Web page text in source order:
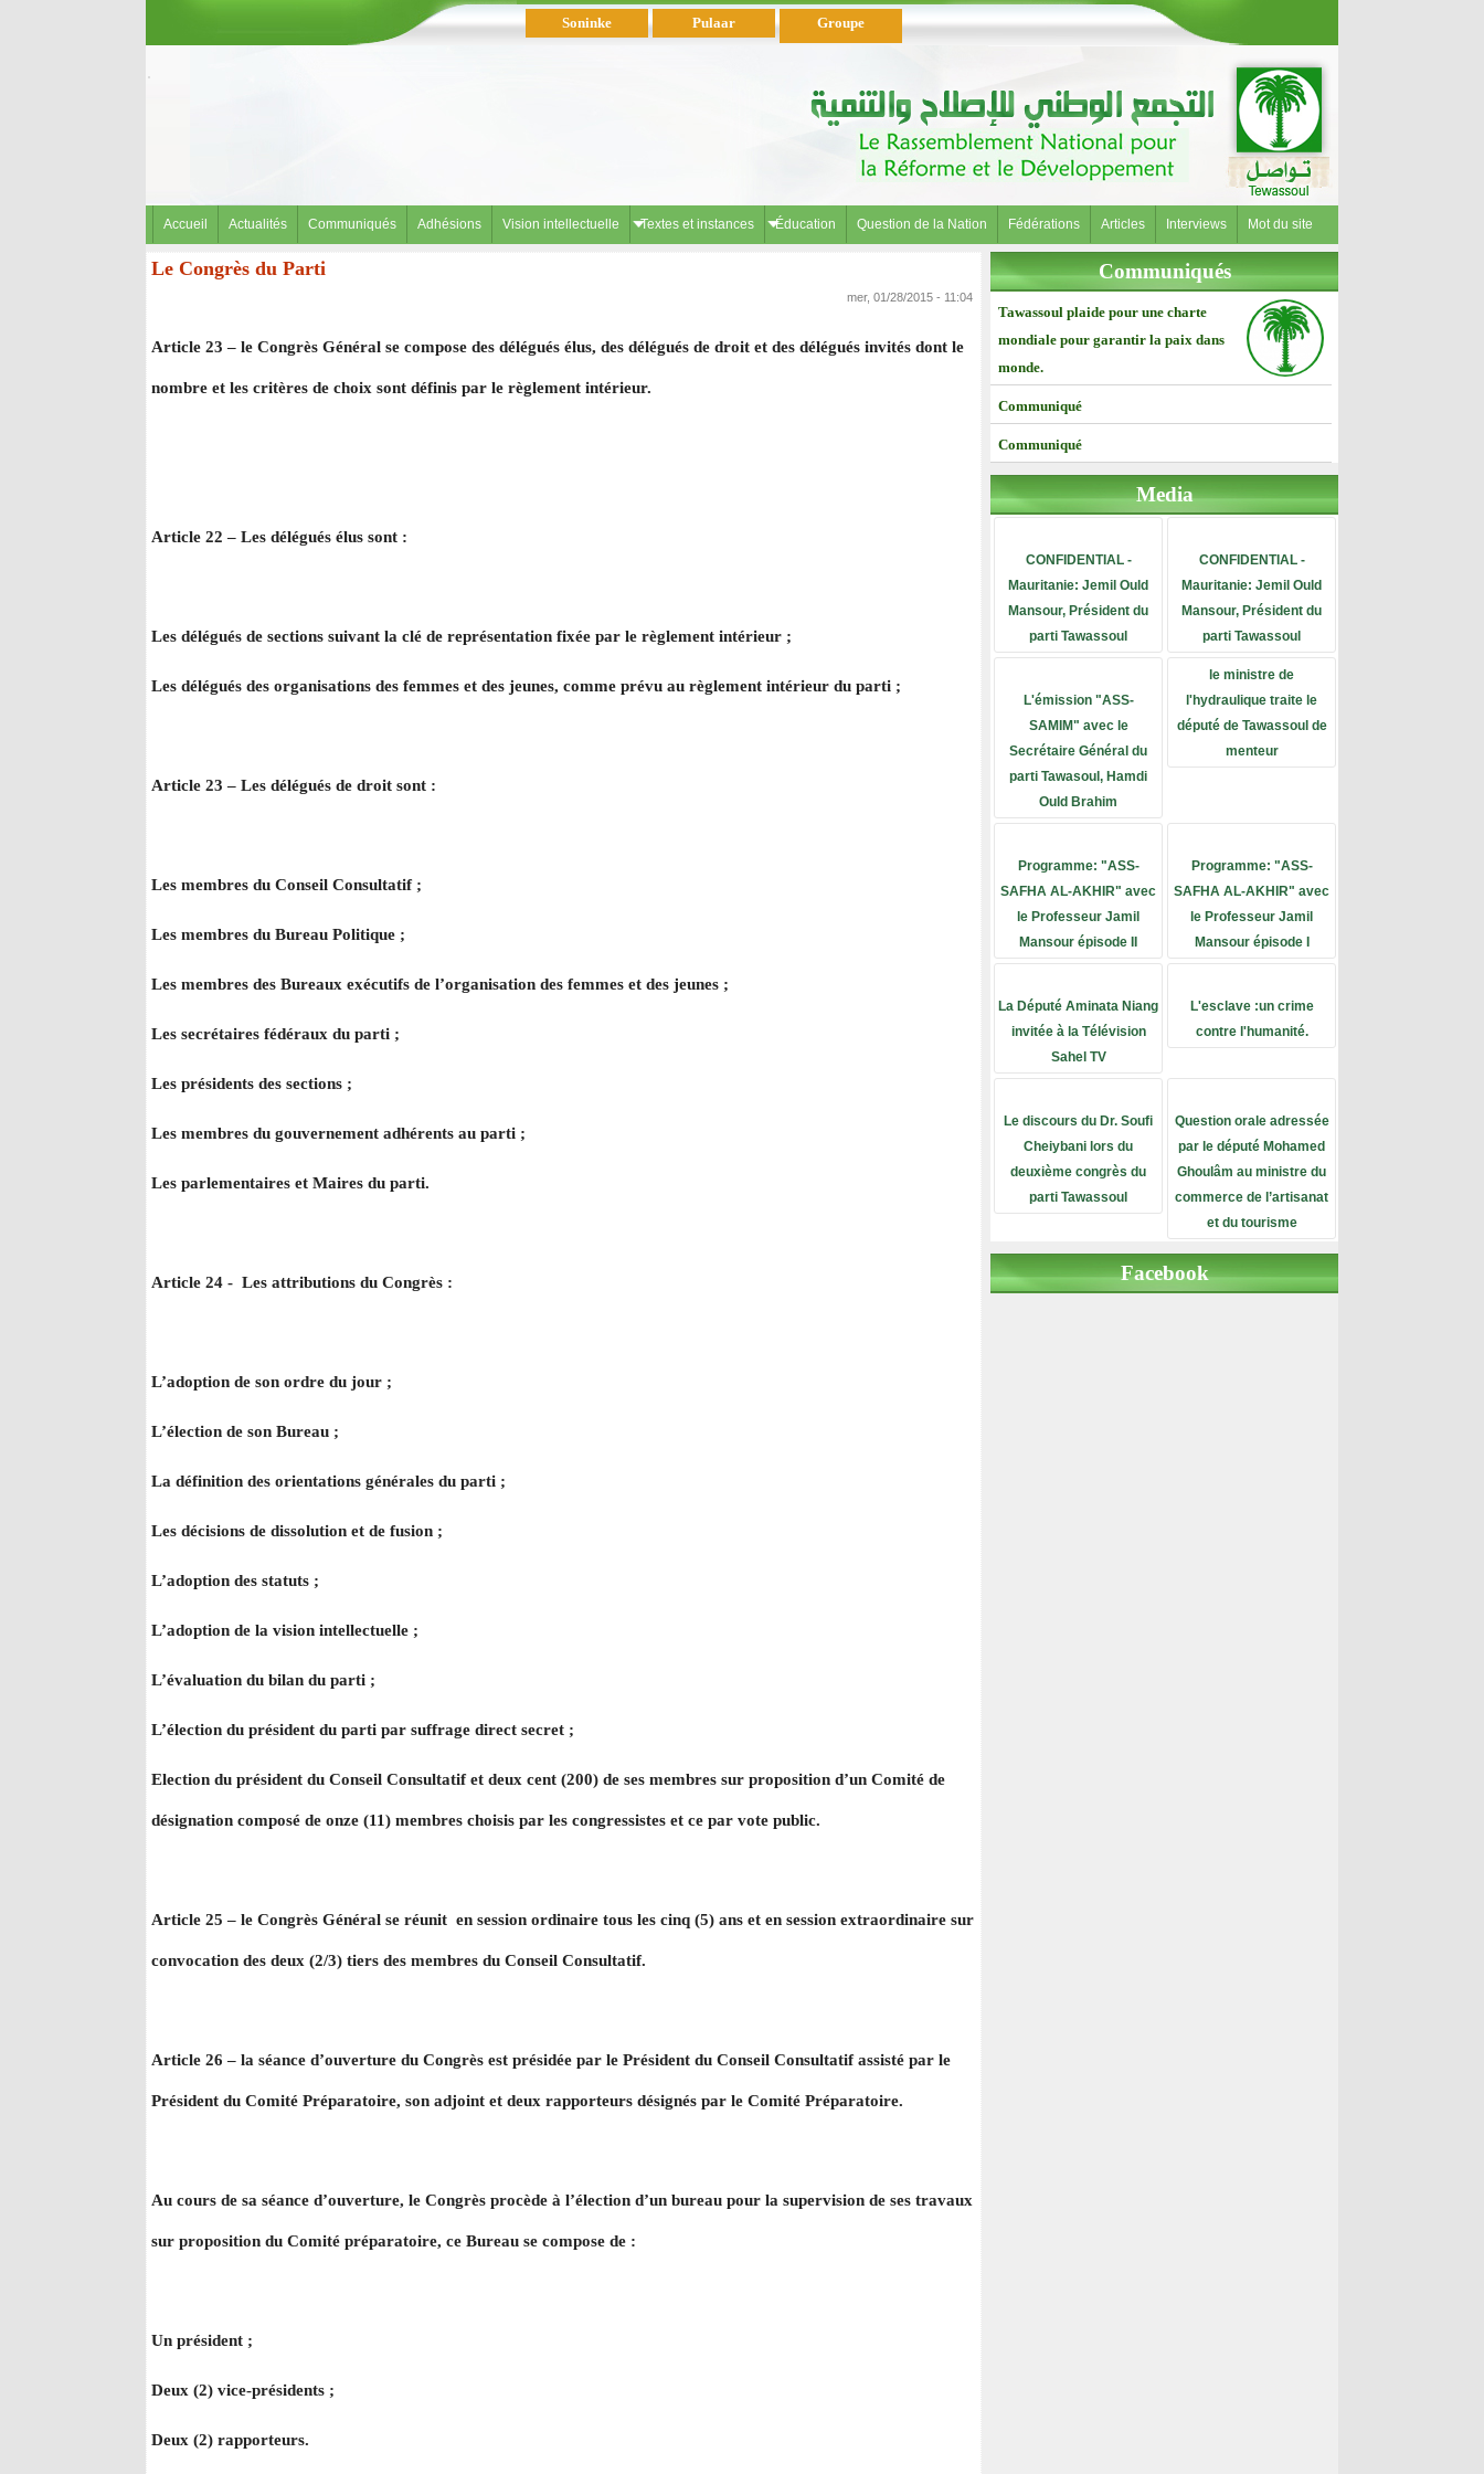
Groupe
Pulaar
Soninke
Accueil Actualités Communiqués Adhésions Vision intellectuelle Textes et instances Éducation Question de la Nation Fédérations Articles Interviews Mot du site
Le Congrès du Parti
mer, 01/28/2015 - 11:04
Article 23 – le Congrès Général se compose des délégués élus, des délégués de droit et des délégués invités dont le
nombre et les critères de choix sont définis par le règlement intérieur.
Article 22 – Les délégués élus sont :
Les délégués de sections suivant la clé de représentation fixée par le règlement intérieur ;
Les délégués des organisations des femmes et des jeunes, comme prévu au règlement intérieur du parti ;
Article 23 – Les délégués de droit sont :
Les membres du Conseil Consultatif ;
Les membres du Bureau Politique ;
Les membres des Bureaux exécutifs de l’organisation des femmes et des jeunes ;
Les secrétaires fédéraux du parti ;
Les présidents des sections ;
Les membres du gouvernement adhérents au parti ;
Les parlementaires et Maires du parti.
Article 24 - Les attributions du Congrès :
L’adoption de son ordre du jour ;
L’élection de son Bureau ;
La définition des orientations générales du parti ;
Les décisions de dissolution et de fusion ;
L’adoption des statuts ;
L’adoption de la vision intellectuelle ;
L’évaluation du bilan du parti ;
L’élection du président du parti par suffrage direct secret ;
Election du président du Conseil Consultatif et deux cent (200) de ses membres sur proposition d’un Comité de
désignation composé de onze (11) membres choisis par les congressistes et ce par vote public.
Article 25 – le Congrès Général se réunit en session ordinaire tous les cinq (5) ans et en session extraordinaire sur
convocation des deux (2/3) tiers des membres du Conseil Consultatif.
Article 26 – la séance d’ouverture du Congrès est présidée par le Président du Conseil Consultatif assisté par le
Président du Comité Préparatoire, son adjoint et deux rapporteurs désignés par le Comité Préparatoire.
Au cours de sa séance d’ouverture, le Congrès procède à l’élection d’un bureau pour la supervision de ses travaux
sur proposition du Comité préparatoire, ce Bureau se compose de :
Un président ;
Deux (2) vice-présidents ;
Deux (2) rapporteurs.
Communiqués
Tawassoul plaide pour une charte
mondiale pour garantir la paix dans
monde.
Communiqué
Communiqué
Media
CONFIDENTIAL -
Mauritanie: Jemil Ould
Mansour, Président du
parti Tawassoul
CONFIDENTIAL -
Mauritanie: Jemil Ould
Mansour, Président du
parti Tawassoul
le ministre de
l'hydraulique traite le
député de Tawassoul de
menteur
L'émission "ASS-
SAMIM" avec le
Secrétaire Général du
parti Tawasoul, Hamdi
Ould Brahim
Programme: "ASS-
SAFHA AL-AKHIR" avec
le Professeur Jamil
Mansour épisode I
Programme: "ASS-
SAFHA AL-AKHIR" avec
le Professeur Jamil
Mansour épisode II
L'esclave :un crime
contre l'humanité.
La Député Aminata Niang
invitée à la Télévision
Sahel TV
Question orale adressée
par le député Mohamed
Ghoulâm au ministre du
commerce de l’artisanat
et du tourisme
Le discours du Dr. Soufi
Cheiybani lors du
deuxième congrès du
parti Tawassoul
Facebook